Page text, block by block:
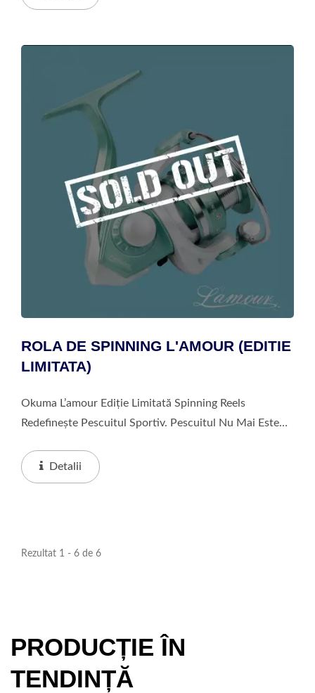
ROLA DE SPINNING L'AMOUR (EDITIE
LIMITATA)
Okuma L’amour Ediție Limitată Spinning Reels
Redefinește Pescuitul Sportiv. Pescuitul Nu Mai Este
Cu 13 Cristale De La Swarovski; Fiecare...
Detalii
Rezultat 1 - 6 de 6
PRODUCȚIE ÎN
TENDINȚĂ